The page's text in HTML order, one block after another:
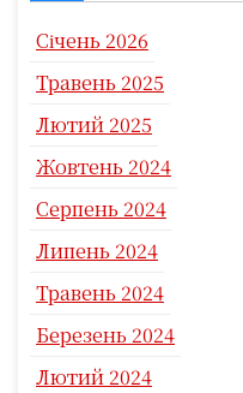
Січень 2026
Травень 2025
Лютий 2025
Жовтень 2024
Серпень 2024
Липень 2024
Травень 2024
Березень 2024
Лютий 2024